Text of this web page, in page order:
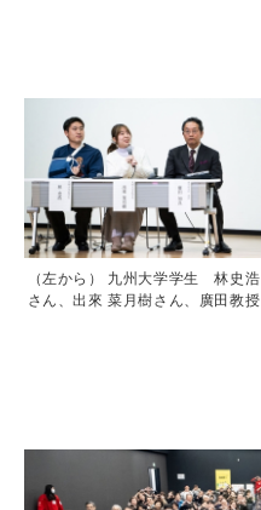
（左から） 九州大学学生 林史浩
さん、出來 菜月樹さん、廣田教授